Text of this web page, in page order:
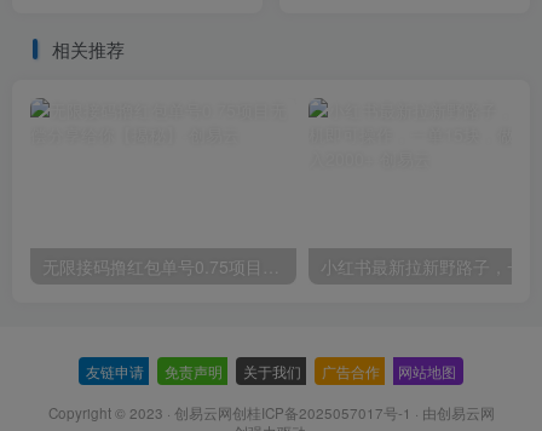
相关推荐
无限接码撸红包单号0.75项目无偿分享给你【揭秘】
友链申请 免责声明 关于我们 广告合作 网站地图
Copyright © 2023 · 创易云网创桂ICP备2025057017号-1 · 由创易云网